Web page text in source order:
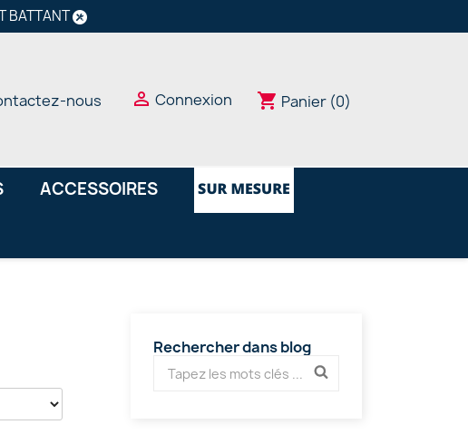
BATTANT
nous  Connexion shopping_cart Panier (0)
ACCESSOIRES
Rechercher dans blog